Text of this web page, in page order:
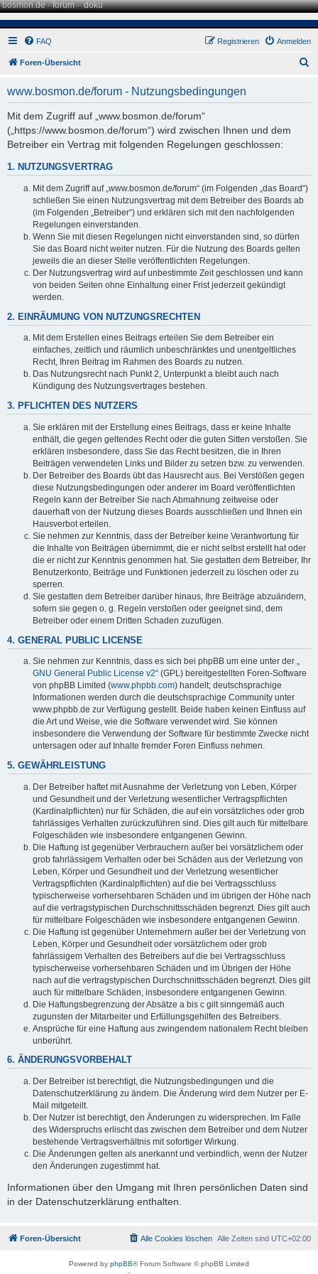
bosmon.de·forum·doku
FAQ Anmelden
Registrieren
Foren-Übersicht
www.bosmon.de/forum - Nutzungsbedingungen
Mit dem Zugriff auf „www.bosmon.de/forum“
(„https://www.bosmon.de/forum“) wird zwischen Ihnen und dem
Betreiber ein Vertrag mit folgenden Regelungen geschlossen:
1. NUTZUNGSVERTRAG
Mit dem Zugriff auf „www.bosmon.de/forum“ (im Folgenden „das Board“)
schließen Sie einen Nutzungsvertrag mit dem Betreiber des Boards ab
(im Folgenden „Betreiber“) und erklären sich mit den nachfolgenden
Regelungen einverstanden.
Wenn Sie mit diesen Regelungen nicht einverstanden sind, so dürfen
Sie das Board nicht weiter nutzen. Für die Nutzung des Boards gelten
jeweils die an dieser Stelle veröffentlichten Regelungen.
Der Nutzungsvertrag wird auf unbestimmte Zeit geschlossen und kann
von beiden Seiten ohne Einhaltung einer Frist jederzeit gekündigt
werden.
2. EINRÄUMUNG VON NUTZUNGSRECHTEN
Mit dem Erstellen eines Beitrags erteilen Sie dem Betreiber ein
einfaches, zeitlich und räumlich unbeschränktes und unentgeltliches
Recht, Ihren Beitrag im Rahmen des Boards zu nutzen.
Das Nutzungsrecht nach Punkt 2, Unterpunkt a bleibt auch nach
Kündigung des Nutzungsvertrages bestehen.
3. PFLICHTEN DES NUTZERS
Sie erklären mit der Erstellung eines Beitrags, dass er keine Inhalte
enthält, die gegen geltendes Recht oder die guten Sitten verstoßen. Sie
erklären insbesondere, dass Sie das Recht besitzen, die in Ihren
Beiträgen verwendeten Links und Bilder zu setzen bzw. zu verwenden.
Der Betreiber des Boards übt das Hausrecht aus. Bei Verstößen gegen
diese Nutzungsbedingungen oder anderer im Board veröffentlichten
Regeln kann der Betreiber Sie nach Abmahnung zeitweise oder
dauerhaft von der Nutzung dieses Boards ausschließen und Ihnen ein
Hausverbot erteilen.
Sie nehmen zur Kenntnis, dass der Betreiber keine Verantwortung für
die Inhalte von Beiträgen übernimmt, die er nicht selbst erstellt hat oder
die er nicht zur Kenntnis genommen hat. Sie gestatten dem Betreiber, Ihr
Benutzerkonto, Beiträge und Funktionen jederzeit zu löschen oder zu
sperren.
Sie gestatten dem Betreiber darüber hinaus, Ihre Beiträge abzuändern,
sofern sie gegen o. g. Regeln verstoßen oder geeignet sind, dem
Betreiber oder einem Dritten Schaden zuzufügen.
4. GENERAL PUBLIC LICENSE
Sie nehmen zur Kenntnis, dass es sich bei phpBB um eine unter der „
GNU General Public License v2“ (GPL) bereitgestellten Foren-Software
von phpBB Limited (www.phpbb.com) handelt; deutschsprachige
Informationen werden durch die deutschsprachige Community unter
www.phpbb.de zur Verfügung gestellt. Beide haben keinen Einfluss auf
die Art und Weise, wie die Software verwendet wird. Sie können
insbesondere die Verwendung der Software für bestimmte Zwecke nicht
untersagen oder auf Inhalte fremder Foren Einfluss nehmen.
5. GEWÄHRLEISTUNG
Der Betreiber haftet mit Ausnahme der Verletzung von Leben, Körper
und Gesundheit und der Verletzung wesentlicher Vertragspflichten
(Kardinalpflichten) nur für Schäden, die auf ein vorsätzliches oder grob
fahrlässiges Verhalten zurückzuführen sind. Dies gilt auch für mittelbare
Folgeschäden wie insbesondere entgangenen Gewinn.
Die Haftung ist gegenüber Verbrauchern außer bei vorsätzlichem oder
grob fahrlässigem Verhalten oder bei Schäden aus der Verletzung von
Leben, Körper und Gesundheit und der Verletzung wesentlicher
Vertragspflichten (Kardinalpflichten) auf die bei Vertragsschluss
typischerweise vorhersehbaren Schäden und im übrigen der Höhe nach
auf die vertragstypischen Durchschnittsschäden begrenzt. Dies gilt auch
für mittelbare Folgeschäden wie insbesondere entgangenen Gewinn.
Die Haftung ist gegenüber Unternehmern außer bei der Verletzung von
Leben, Körper und Gesundheit oder vorsätzlichem oder grob
fahrlässigem Verhalten des Betreibers auf die bei Vertragsschluss
typischerweise vorhersehbaren Schäden und im Übrigen der Höhe
nach auf die vertragstypischen Durchschnittsschäden begrenzt. Dies gilt
auch für mittelbare Schäden, insbesondere entgangenen Gewinn.
Die Haftungsbegrenzung der Absätze a bis c gilt sinngemäß auch
zugunsten der Mitarbeiter und Erfüllungsgehilfen des Betreibers.
Ansprüche für eine Haftung aus zwingendem nationalem Recht bleiben
unberührt.
6. ÄNDERUNGSVORBEHALT
Der Betreiber ist berechtigt, die Nutzungsbedingungen und die
Datenschutzerklärung zu ändern. Die Änderung wird dem Nutzer per E-
Mail mitgeteilt.
Der Nutzer ist berechtigt, den Änderungen zu widersprechen. Im Falle
des Widerspruchs erlischt das zwischen dem Betreiber und dem Nutzer
bestehende Vertragsverhältnis mit sofortiger Wirkung.
Die Änderungen gelten als anerkannt und verbindlich, wenn der Nutzer
den Änderungen zugestimmt hat.
Informationen über den Umgang mit Ihren persönlichen Daten sind
in der Datenschutzerklärung enthalten.
Foren-Übersicht Alle Zeiten sind UTC+02:00
Alle Cookies löschen
Powered by phpBB® Forum Software © phpBB Limited